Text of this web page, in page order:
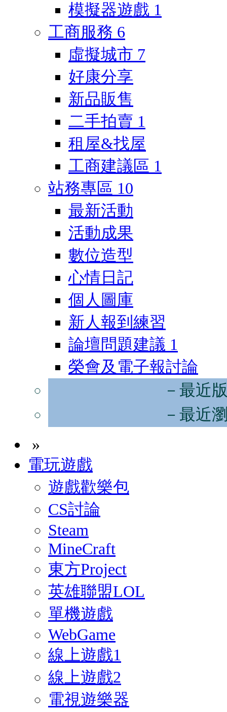
模擬器遊戲 1
工商服務 6
虛擬城市 7
好康分享
新品販售
二手拍賣 1
租屋&找屋
工商建議區 1
站務專區 10
最新活動
活動成果
數位造型
心情日記
個人圖庫
新人報到練習
論壇問題建議 1
榮會及電子報討論
－最近
－最近
»
電玩遊戲
遊戲歡樂包
CS討論
Steam
MineCraft
東方Project
英雄聯盟LOL
單機遊戲
WebGame
線上遊戲1
線上遊戲2
電視遊樂器